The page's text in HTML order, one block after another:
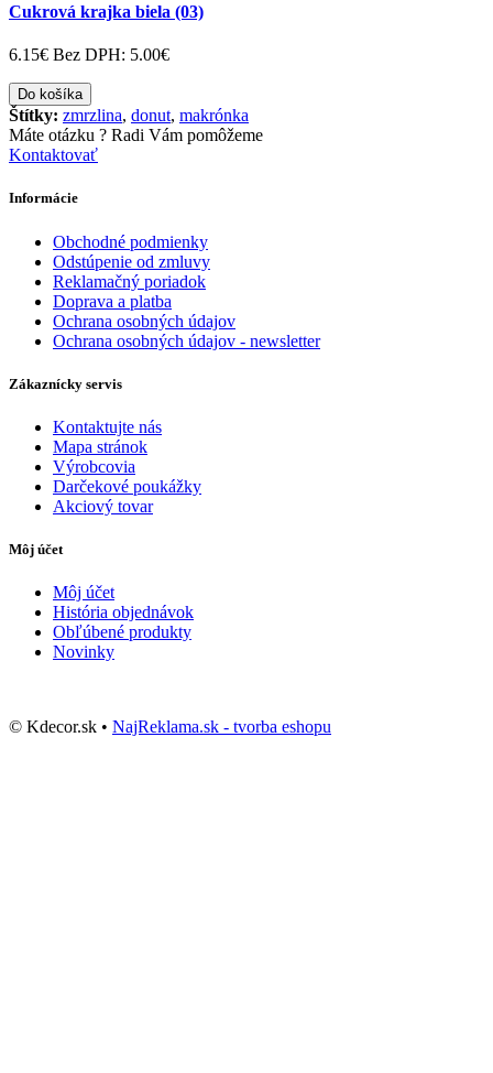
Cukrová krajka biela (03)
6.15€ Bez DPH: 5.00€
Do košíka
Štítky: zmrzlina, donut, makrónka
Máte otázku ? Radi Vám pomôžeme
Kontaktovať
Informácie
Obchodné podmienky
Odstúpenie od zmluvy
Reklamačný poriadok
Doprava a platba
Ochrana osobných údajov
Ochrana osobných údajov - newsletter
Zákaznícky servis
Kontaktujte nás
Mapa stránok
Výrobcovia
Darčekové poukážky
Akciový tovar
Môj účet
Môj účet
História objednávok
Obľúbené produkty
Novinky
© Kdecor.sk • NajReklama.sk - tvorba eshopu